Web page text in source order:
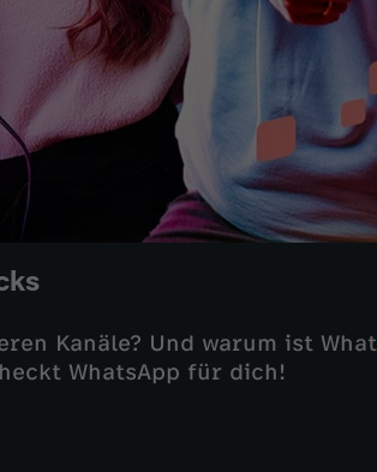
Kanäle? Und warum ist
WhatsApp für dich!